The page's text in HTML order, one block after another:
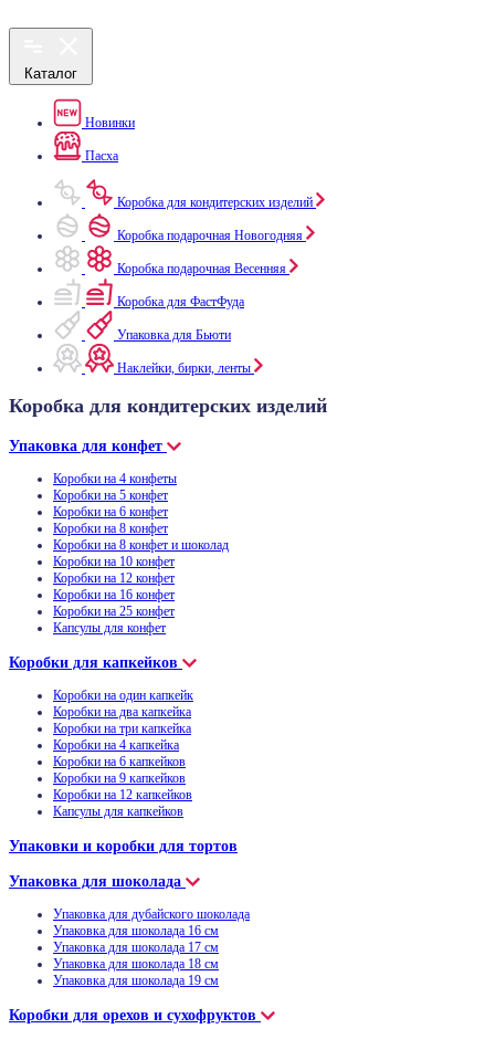
Каталог
Новинки
Пасха
Коробка для кондитерских изделий
Коробка подарочная Новогодняя
Коробка подарочная Весенняя
Коробка для ФастФуда
Упаковка для Бьюти
Наклейки, бирки, ленты
Коробка для кондитерских изделий
Упаковка для конфет
Коробки на 4 конфеты
Коробки на 5 конфет
Коробки на 6 конфет
Коробки на 8 конфет
Коробки на 8 конфет и шоколад
Коробки на 10 конфет
Коробки на 12 конфет
Коробки на 16 конфет
Коробки на 25 конфет
Капсулы для конфет
Коробки для капкейков
Коробки на один капкейк
Коробки на два капкейка
Коробки на три капкейка
Коробки на 4 капкейка
Коробки на 6 капкейков
Коробки на 9 капкейков
Коробки на 12 капкейков
Капсулы для капкейков
Упаковки и коробки для тортов
Упаковка для шоколада
Упаковка для дубайского шоколада
Упаковка для шоколада 16 см
Упаковка для шоколада 17 см
Упаковка для шоколада 18 см
Упаковка для шоколада 19 см
Коробки для орехов и сухофруктов